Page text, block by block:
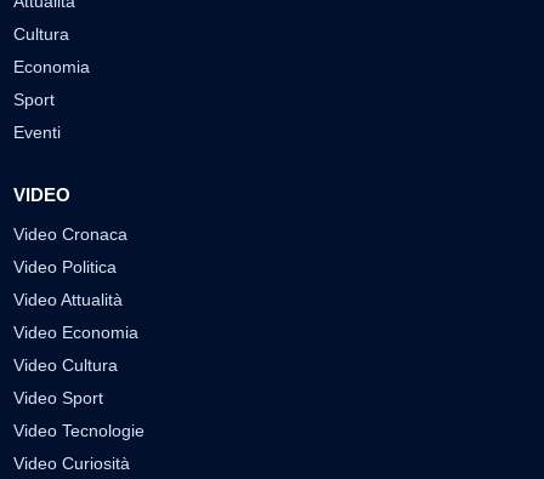
Cultura
Economia
Sport
Eventi
VIDEO
Video Cronaca
Video Politica
Video Attualità
Video Economia
Video Cultura
Video Sport
Video Tecnologie
Video Curiosità